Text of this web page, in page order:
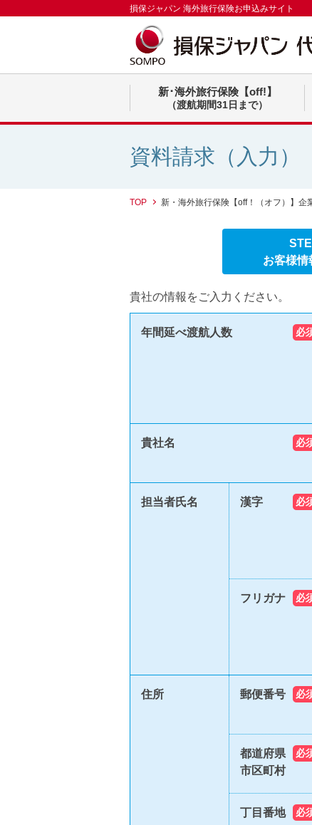
損保ジャパン 海外旅行保険お申込みサイト
新･海外旅行保険【off!】
（渡航期間31日まで）
資料請求（入力）
TOP 新・海外旅行保険【off！（オフ）】企
お客様情
貴社の情報をご入力ください。
必
年間延べ渡航人数
必
貴社名
担当者氏名 必
漢字
必
フリガナ
住所 必
郵便番号
必
都道府県
市区町村
必
丁目番地